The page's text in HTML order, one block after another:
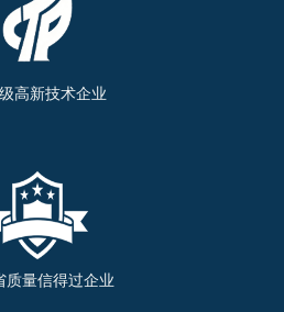
高新技术企业
质量信得过企业